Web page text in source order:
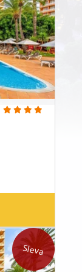
Sleva